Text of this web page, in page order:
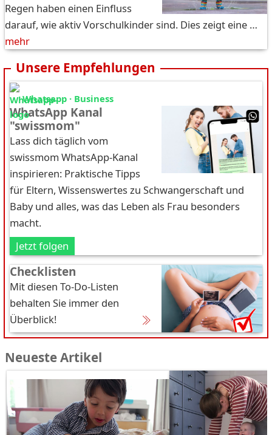
Regen haben einen Einfluss
darauf, wie aktiv Vorschulkinder sind. Dies zeigt eine …
mehr
Unsere Empfehlungen
Whatsapp · Business
WhatsApp Kanal
"swissmom"
Lass dich täglich vom
swissmom WhatsApp-Kanal
inspirieren: Praktische Tipps
für Eltern, Wissenswertes zu Schwangerschaft und
Baby und alles, was das Leben als Frau besonders
macht.
Jetzt folgen
Checklisten
Mit diesen To-Do-Listen
behalten Sie immer den
Überblick!
Neueste Artikel